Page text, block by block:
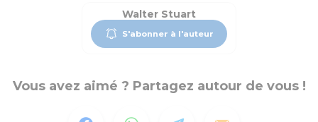
Walter Stuart
S'abonner à l'auteur
Vous avez aimé ? Partagez autour de vous !